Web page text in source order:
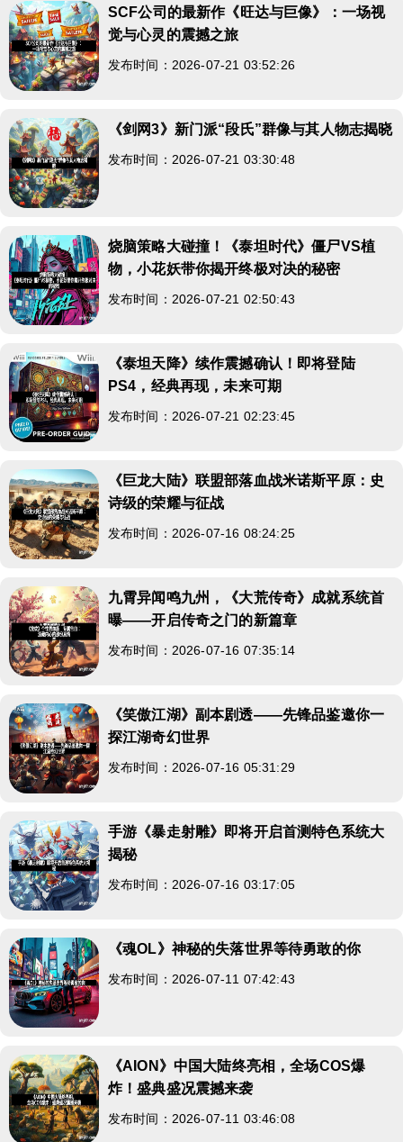
SCF公司的最新作《旺达与巨像》：一场视
觉与心灵的震撼之旅
发布时间：2026-07-21 03:52:26
《剑网3》新门派“段氏”群像与其人物志揭晓
发布时间：2026-07-21 03:30:48
烧脑策略大碰撞！《泰坦时代》僵尸VS植
物，小花妖带你揭开终极对决的秘密
发布时间：2026-07-21 02:50:43
《泰坦天降》续作震撼确认！即将登陆
PS4，经典再现，未来可期
发布时间：2026-07-21 02:23:45
《巨龙大陆》联盟部落血战米诺斯平原：史
诗级的荣耀与征战
发布时间：2026-07-16 08:24:25
九霄异闻鸣九州，《大荒传奇》成就系统首
曝——开启传奇之门的新篇章
发布时间：2026-07-16 07:35:14
《笑傲江湖》副本剧透——先锋品鉴邀你一
探江湖奇幻世界
发布时间：2026-07-16 05:31:29
手游《暴走射雕》即将开启首测特色系统大
揭秘
发布时间：2026-07-16 03:17:05
《魂OL》神秘的失落世界等待勇敢的你
发布时间：2026-07-11 07:42:43
《AION》中国大陆终亮相，全场COS爆
炸！盛典盛况震撼来袭
发布时间：2026-07-11 03:46:08